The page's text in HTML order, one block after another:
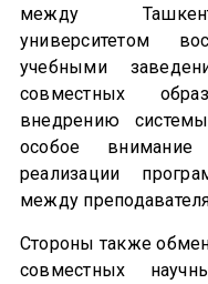
между
университетом
учебными
совместных
внедрению
особое
реализации
между
Стороны также
совместных